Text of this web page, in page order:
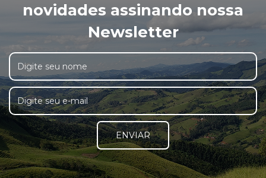
novidades assinando nossa
Newsletter
ENVIAR